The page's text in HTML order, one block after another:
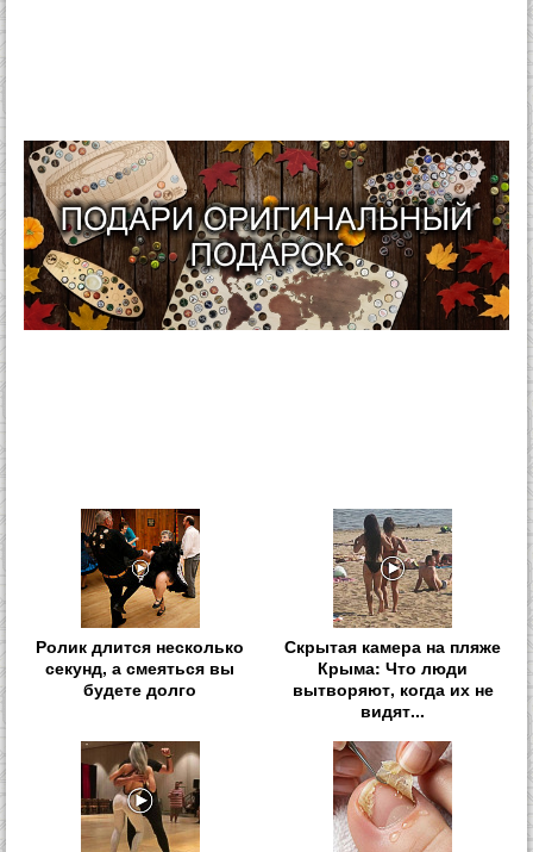
Ролик длится несколько
секунд, а смеяться вы
будете долго
Скрытая камера на пляже
Крыма: Что люди
вытворяют, когда их не
видят...